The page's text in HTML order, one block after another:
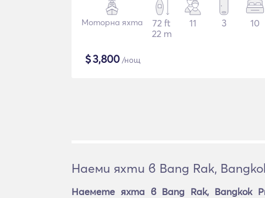
Моторна яхта
72 ft
22 m
11 3 10
$3,800 /нощ
Наеми яхти в Bang Rak,
Наемете яхта в Bang Rak, Bangkok